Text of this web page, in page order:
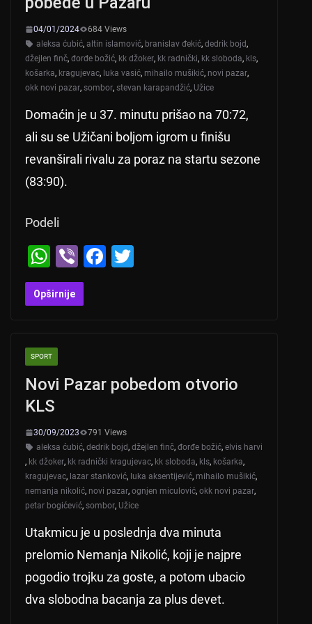
k
04/01/2024
684 Views
aleksa ćubić, altin islamović, branislav đekić, dedrik bojd,
džejlen finč, đorđe božić, kk džoker, kk radnički, kk sloboda, kls,
košarka, kragujevac, luka vasić, mihailo mušikić, novi pazar,
okk novi pazar, sombor, stevan karapandžić, Užice
Domaćin je u 37. minutu prišao na 70:72,
ali su se Užičani boljom igrom u finišu
revanširali rivalu za poraz na startu sezone
(83:90).
Podeli
W
h
at
A
p
p
Vi
b
er
F
o
Opširnije
SPORT
Novi Pazar pobedom otvorio
KLS
30/09/2023
791 Views
aleksa ćubić, dedrik bojd, džejlen finč, đorđe božić, elvis harvi
, kk džoker, kk radnički kragujevac, kk sloboda, kls, košarka,
kragujevac, lazar stanković, luka aksentijević, mihailo mušikić,
nemanja nikolić, novi pazar, ognjen miculović, okk novi pazar,
petar bogićević, sombor, Užice
Utakmicu je u poslednja dva minuta
prelomio Nemanja Nikolić, koji je najpre
pogodio trojku za goste, a potom ubacio
dva slobodna bacanja za plus devet.